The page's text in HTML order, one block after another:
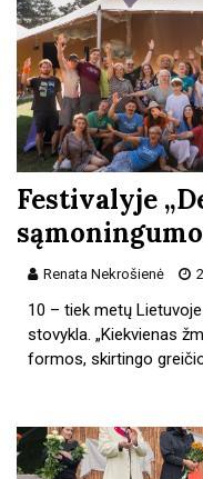
Festivalyje
Renata Nekrošienė
10 – tiek metų
stovyk­la. „Kiekvienas
formos, skirtingo